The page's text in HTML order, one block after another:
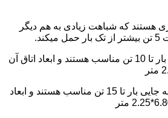
هستند که شباهت زیادی به هم دیگر
6 چرخ ها برای جابه جایی بار تا 10 تن مناسب هستند و ابعاد اتاق آن
همان 10 چرخ ها برای جابه جایی بار تا 15 تن مناسب هستند و ابعاد